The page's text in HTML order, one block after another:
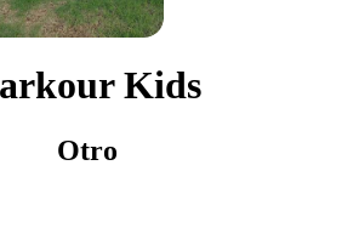
Kids
Otro